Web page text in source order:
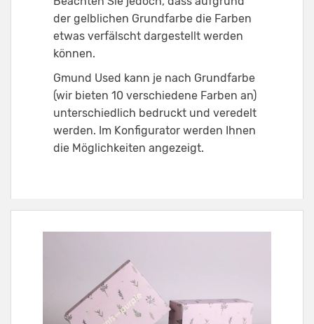
der gelblichen Grundfarbe die Farben
etwas verfälscht dargestellt werden
können.
Gmund Used kann je nach Grundfarbe
(wir bieten 10 verschiedene Farben an)
unterschiedlich bedruckt und veredelt
werden. Im Konfigurator werden Ihnen
die Möglichkeiten angezeigt.